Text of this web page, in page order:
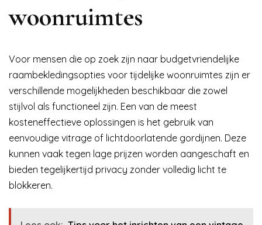
woonruimtes
Voor mensen die op zoek zijn naar budgetvriendelijke
raambekledingsopties voor tijdelijke woonruimtes zijn er
verschillende mogelijkheden beschikbaar die zowel
stijlvol als functioneel zijn. Een van de meest
kosteneffectieve oplossingen is het gebruik van
eenvoudige vitrage of lichtdoorlatende gordijnen. Deze
kunnen vaak tegen lage prijzen worden aangeschaft en
bieden tegelijkertijd privacy zonder volledig licht te
blokkeren.